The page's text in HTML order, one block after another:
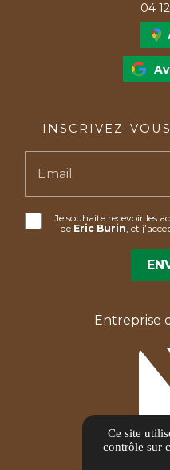
04
INSCRIVEZ-
Email
Je souhaite recevoir les
de Eric Burin, et
Entreprise
Ce site
contrôle sur